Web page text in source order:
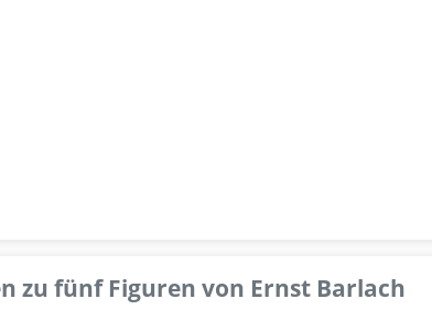
zu fünf Figuren von Ernst Barlach